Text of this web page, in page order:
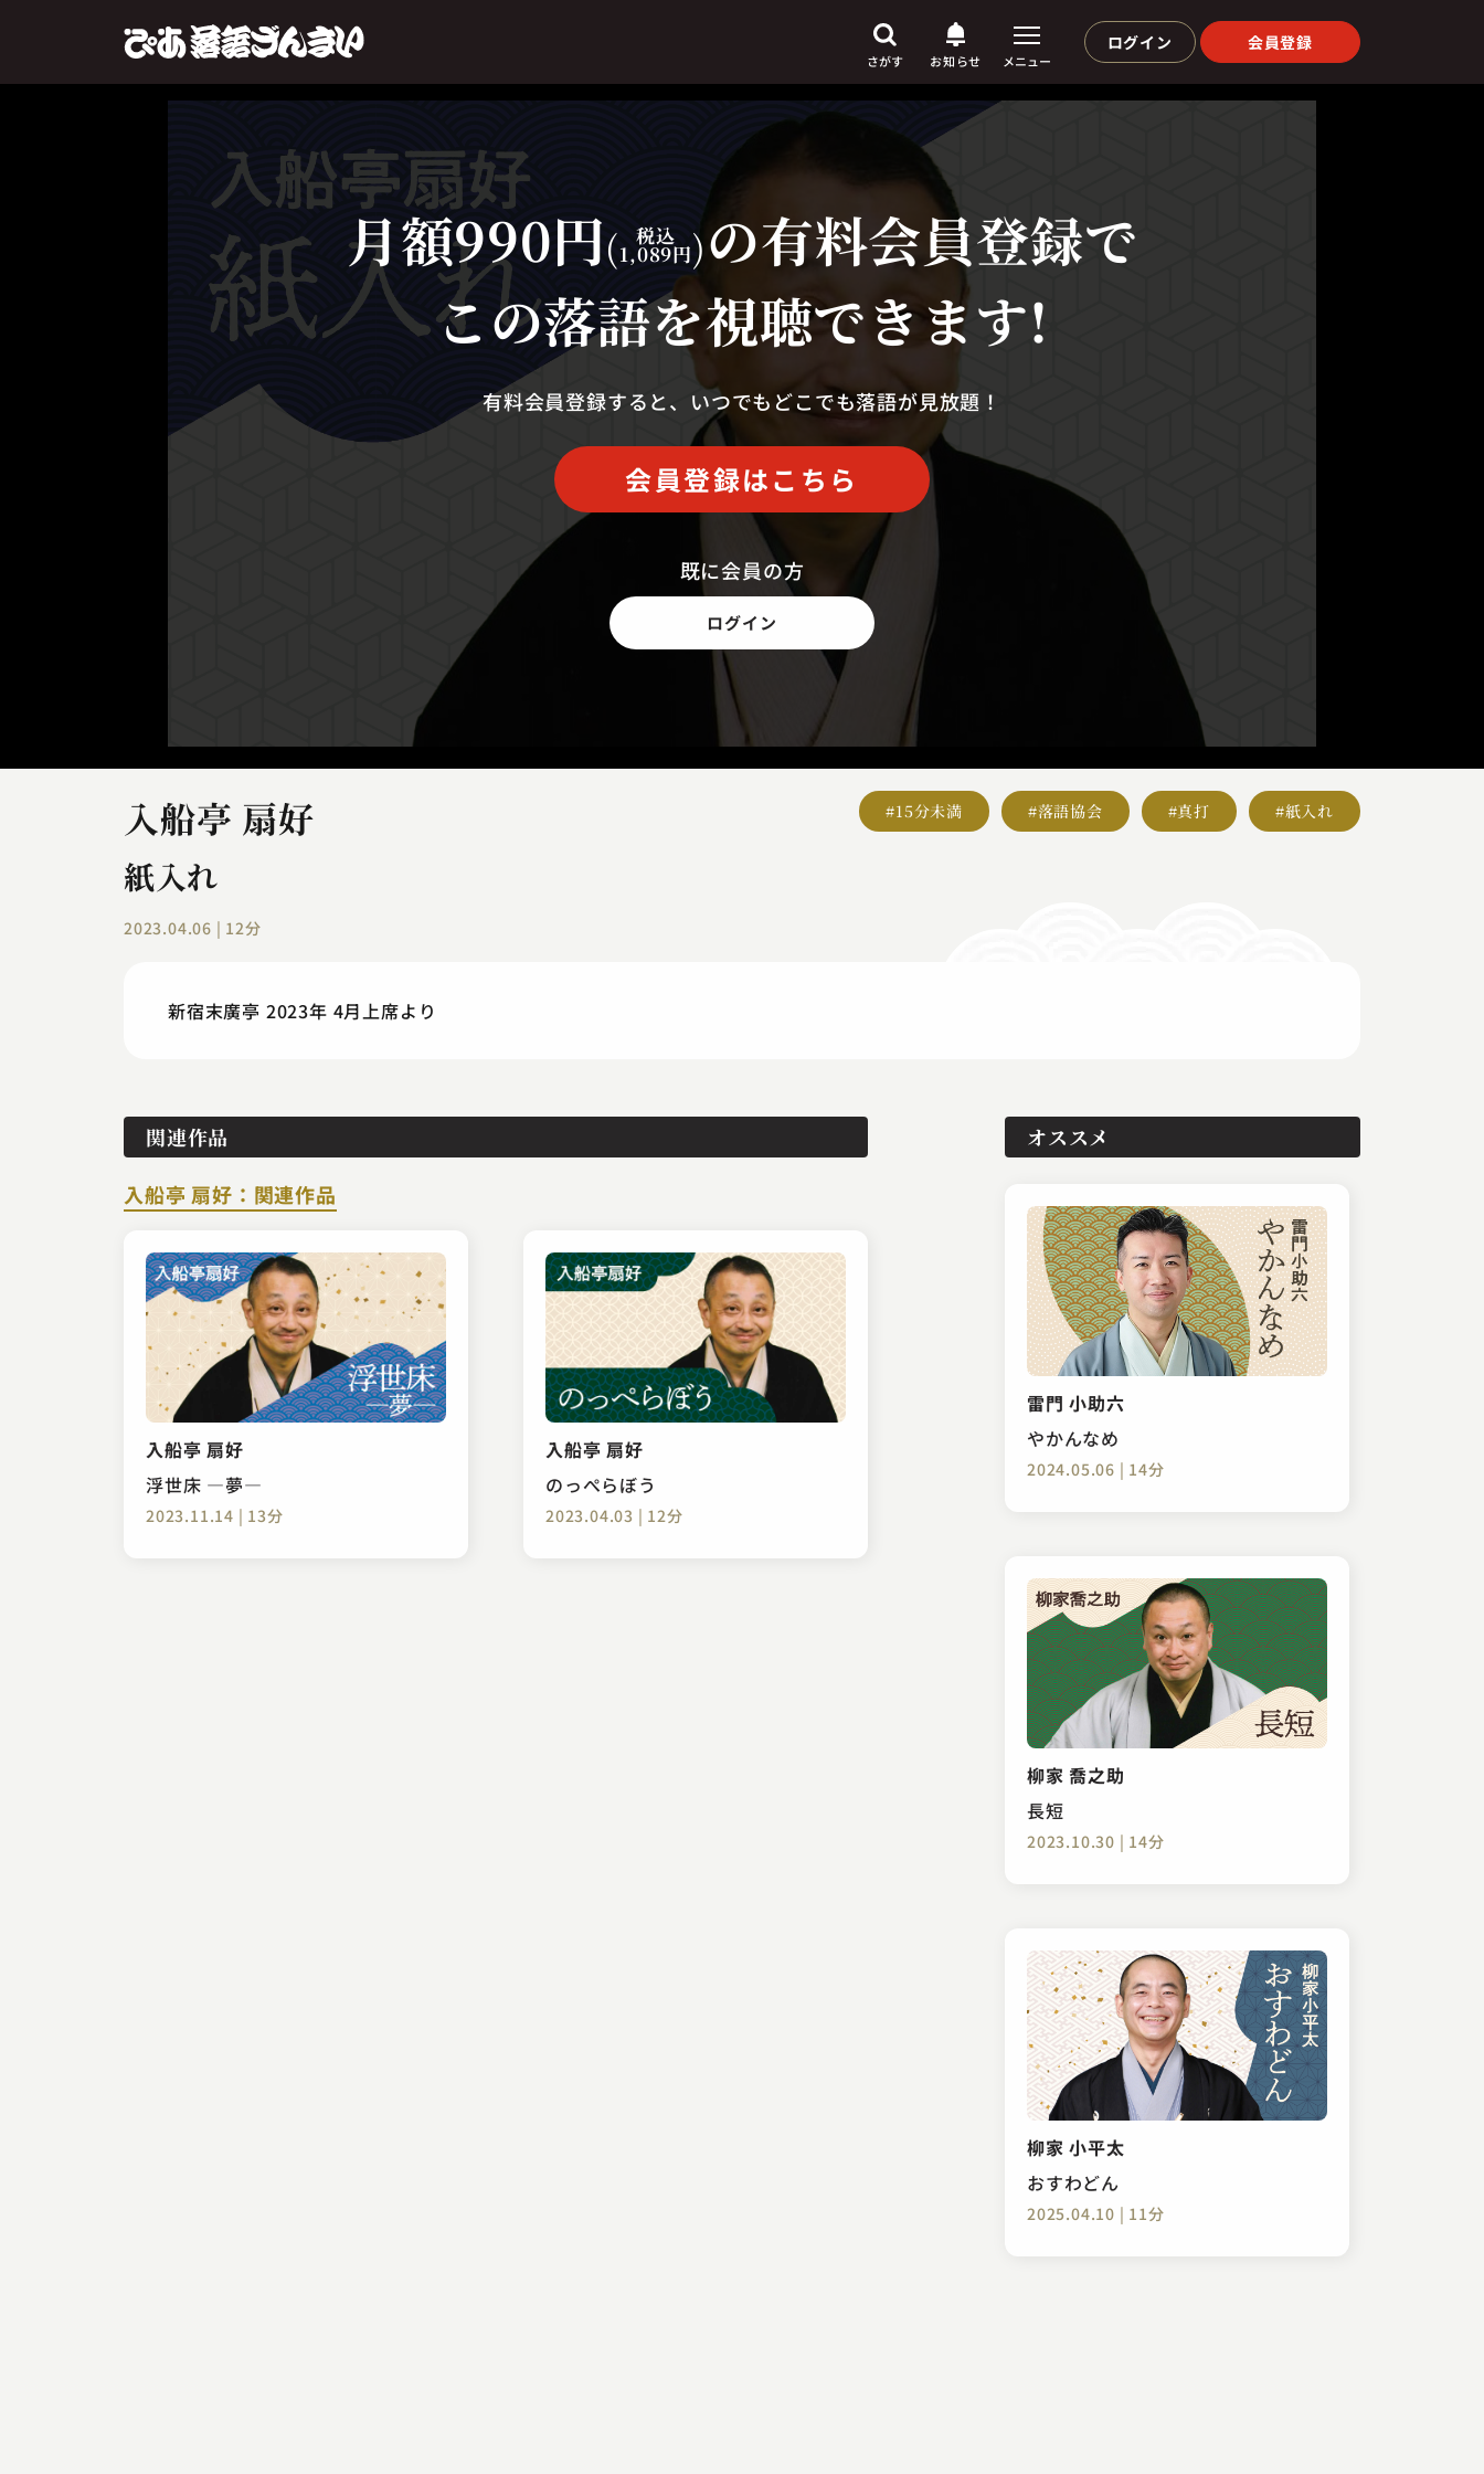
さがす
芸人からさがす
演目
上演時間からさがす
お知らせ メニュー
ログイン 会員登録
月額990円( 税込
1,089円)の有料会員登録で
この落語を視聴できます!
有料会員登録すると、いつでもどこでも落語が見放題！
会員登録はこちら
既に会員の方
ログイン
入船亭 扇好
紙入れ
2023.04.06 | 12分
#15分未満 #落語協会 #真打 #紙入れ
新宿末廣亭 2023年 4月上席より
関連作品
入船亭 扇好：関連作品
入船亭 扇好
浮世床 ―夢―
2023.11.14 | 13分
入船亭 扇好
のっぺらぼう
2023.04.03 | 12分
オススメ
雷門 小助六
やかんなめ
2024.05.06 | 14分
柳家 喬之助
長短
2023.10.30 | 14分
柳家 小平太
おすわどん
2025.04.10 | 11分